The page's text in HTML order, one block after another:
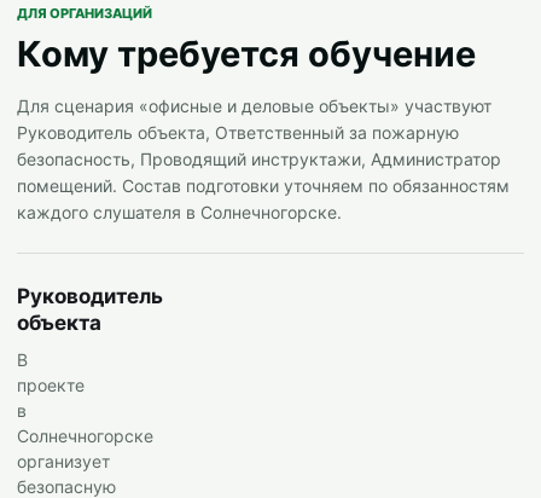
ДЛЯ ОРГАНИЗАЦИЙ
Кому требуется обучение
Для сценария «офисные и деловые объекты» участвуют
Руководитель объекта, Ответственный за пожарную
безопасность, Проводящий инструктажи, Администратор
помещений. Состав подготовки уточняем по обязанностям
каждого слушателя в Солнечногорске.
Руководитель
объекта
В
проекте
в
Солнечногорске
организует
безопасную